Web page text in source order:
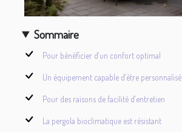
Sommaire
Pour bénéficier d'un confort optimal
Un équipement capable d'être personnalisé
Pour des raisons de facilité d'entretien
La pergola bioclimatique est résistant